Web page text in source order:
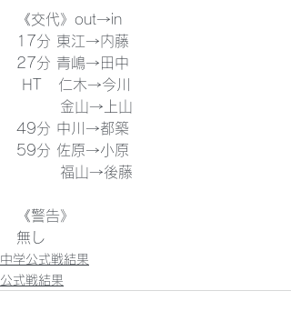
《交代》out→in
17分 東江→内藤
27分 青嶋→田中
HT   仁木→今川
        金山→上山
49分 中川→都築
59分 佐原→小原
        福山→後藤
《警告》
無し
中学公式戦結果
公式戦結果